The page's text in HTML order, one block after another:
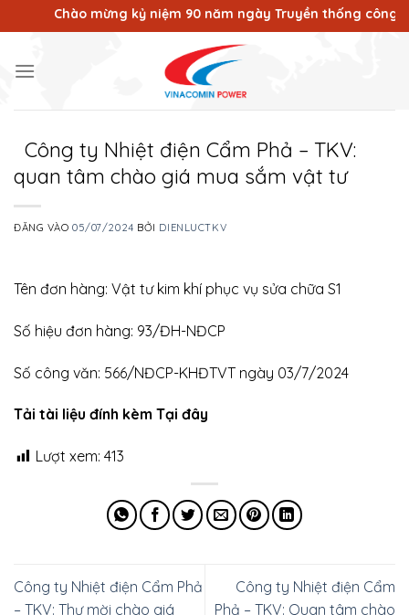
qua
dung
Chào mừng kỷ niệm 90 năm ngày Truyền thống công
Công ty Nhiệt điện Cẩm Phả – TKV:
quan tâm chào giá mua sắm vật tư
ĐĂNG VÀO05/07/2024 BỞI DIENLUCTKV
Tên đơn hàng: Vật tư kim khí phục vụ sửa chữa S1
Số hiệu đơn hàng: 93/ĐH-NĐCP
Số công văn: 566/NĐCP-KHĐTVT ngày 03/7/2024
Tải tài liệu đính kèm Tại đây
Lượt xem: 413
Công ty Nhiệt điện Cẩm Phả
– TKV: Thư mời chào giá
Công ty Nhiệt điện Cẩm
Phả – TKV: Quan tâm chào